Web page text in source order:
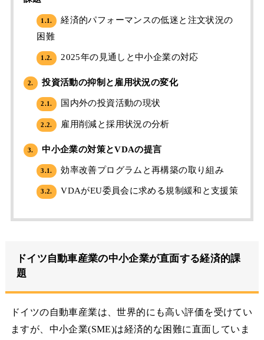
1.1.
経済的パフォーマンスの低迷と注文状況の
困難
1.2. 2025年の見通しと中小企業の対応
2. 投資活動の抑制と雇用状況の変化
2.1. 国内外の投資活動の現状
2.2. 雇用削減と採用状況の分析
3. 中小企業の対策とVDAの提言
3.1. 効率改善プログラムと再構築の取り組み
3.2. VDAがEU委員会に求める規制緩和と支援策
ドイツ自動車産業の中小企業が直面する経済的課
題
ドイツの自動車産業は、世界的にも高い評価を受けてい
ますが、中小企業(SME)は経済的な困難に直面していま